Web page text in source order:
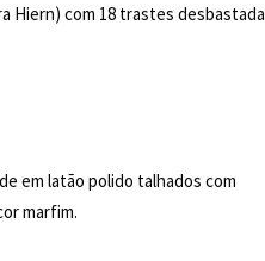
Hiern) com 18 trastes desbastada
em latão polido talhados com
marfim.